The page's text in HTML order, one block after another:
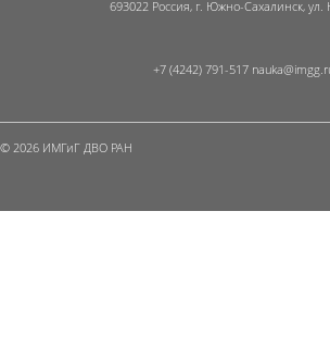
693022 Россия, г. Южно-Сахалинск, ул.
+7 (4242) 791-517
© 2026 ИМГиГ ДВО РАН